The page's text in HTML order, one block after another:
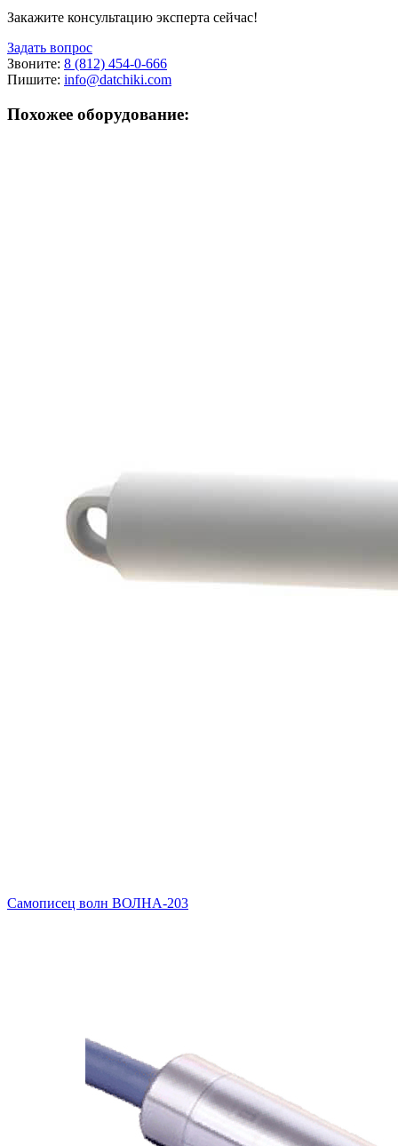
Закажите консультацию эксперта сейчас!
Задать вопрос
Звоните: 8 (812) 454-0-666
Пишите: info@datchiki.com
Похожее оборудование:
Самописец волн ВОЛНА-203